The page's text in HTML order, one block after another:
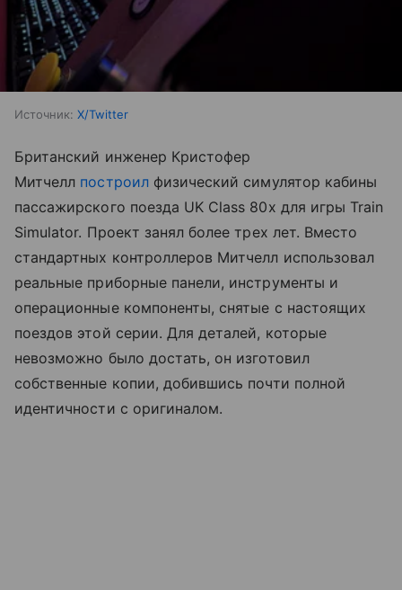
Источник: X/Twitter
Британский инженер Кристофер
Митчелл построилфизический симулятор кабины
пассажирского поезда UK Class 80x для игры Train
Simulator. Проект занял более трех лет. Вместо
стандартных контроллеров Митчелл использовал
реальные приборные панели, инструменты и
операционные компоненты, снятые с настоящих
поездов этой серии. Для деталей, которые
невозможно было достать, он изготовил
собственные копии, добившись почти полной
идентичности с оригиналом.